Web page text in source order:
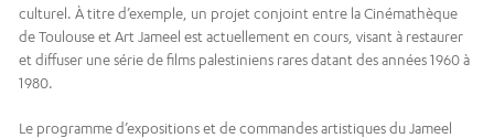
culturel. À titre d’exemple, un projet conjoint entre la Cinémathèque
de Toulouse et Art Jameel est actuellement en cours, visant à restaurer
et diffuser une série de films palestiniens rares datant des années 1960 à
1980.
Le programme d’expositions et de commandes artistiques du Jameel